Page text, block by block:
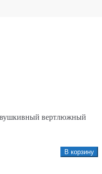
вертлюжный
В корзину